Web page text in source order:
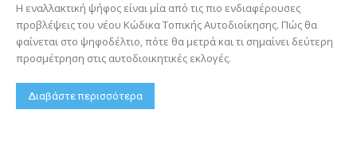
Η εναλλακτική ψήφος είναι μία από τις πιο ενδιαφέρουσες
προβλέψεις του νέου Κώδικα Τοπικής Αυτοδιοίκησης. Πώς θα
φαίνεται στο ψηφοδέλτιο, πότε θα μετρά και τι σημαίνει δεύτερη
προσμέτρηση στις αυτοδιοικητικές εκλογές.
Διαβάστε περισσότερα